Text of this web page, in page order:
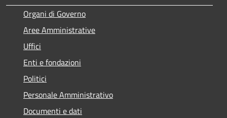
Organi di Governo
Aree Amministrative
Uffici
Enti e fondazioni
Politici
Personale Amministrativo
Documenti e dati